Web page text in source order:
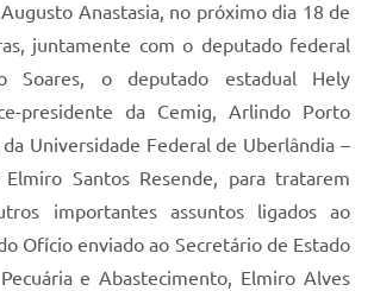
Anastasia, no próximo dia 18 de
juntamente com o deputado federal
Soares, o deputado estadual Hely
presidente da Cemig, Arlindo Porto
Universidade Federal de Uberlândia –
Elmiro Santos Resende, para tratarem
importantes assuntos ligados ao
Ofício enviado ao Secretário de Estado
e Abastecimento, Elmiro Alves